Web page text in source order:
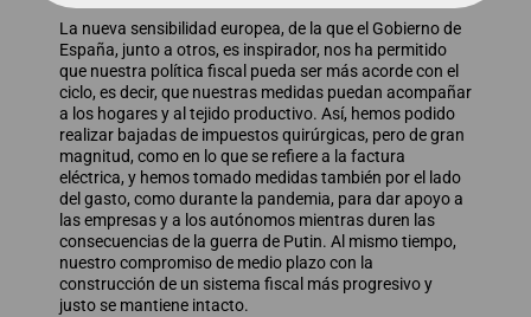
La nueva sensibilidad europea, de la que el Gobierno de
España, junto a otros, es inspirador, nos ha permitido
que nuestra política fiscal pueda ser más acorde con el
ciclo, es decir, que nuestras medidas puedan acompañar
a los hogares y al tejido productivo. Así, hemos podido
realizar bajadas de impuestos quirúrgicas, pero de gran
magnitud, como en lo que se refiere a la factura
eléctrica, y hemos tomado medidas también por el lado
del gasto, como durante la pandemia, para dar apoyo a
las empresas y a los autónomos mientras duren las
consecuencias de la guerra de Putin. Al mismo tiempo,
nuestro compromiso de medio plazo con la
construcción de un sistema fiscal más progresivo y
justo se mantiene intacto.